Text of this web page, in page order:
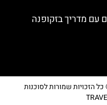
עם מדריך בזקופנה
הזכויות שמורות לסוכנות